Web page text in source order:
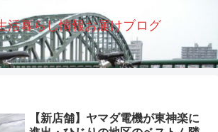
活暮らし情報お届けブログ
【新店舗】ヤマダ電機が東神楽に